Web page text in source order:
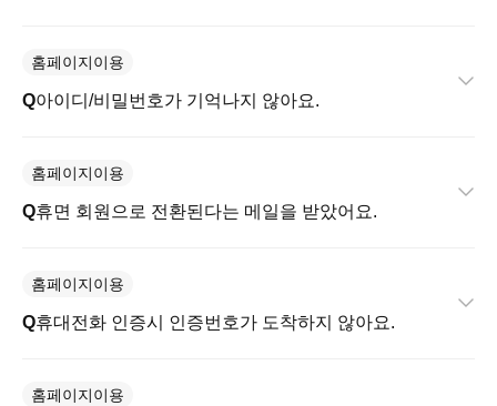
홈페이지이용
아이디/비밀번호가 기억나지 않아요.
홈페이지이용
휴면 회원으로 전환된다는 메일을 받았어요.
홈페이지이용
휴대전화 인증시 인증번호가 도착하지 않아요.
홈페이지이용